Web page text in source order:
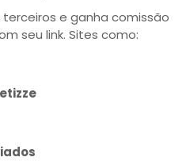
e ganha comissão
seu link. Sites como: